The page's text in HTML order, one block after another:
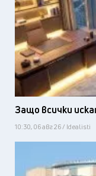
Защо всички
10:30, 06 авг 26 / Idealisti